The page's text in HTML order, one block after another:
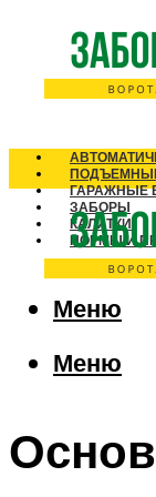
ГАРАЖНЫЕ
ЗАБОРЫ
КАЛИТКИ
НОРМЫ И
Меню
Меню